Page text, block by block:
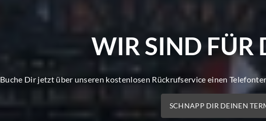
WIR SIND FÜR
Buche Dir jetzt über unseren kostenlosen Rückrufservice einen
SCHNAPP DIR DEINEN